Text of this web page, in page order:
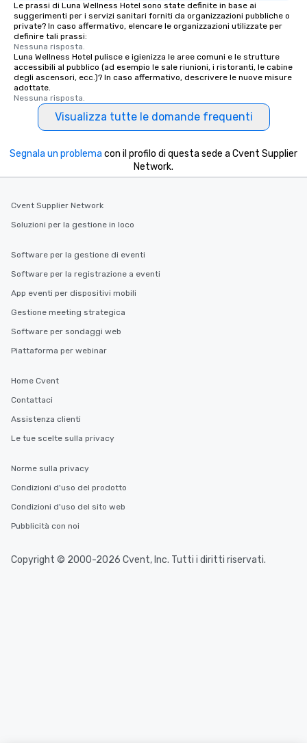
Le prassi di Luna Wellness Hotel sono state definite in base ai
suggerimenti per i servizi sanitari forniti da organizzazioni pubbliche o
private? In caso affermativo, elencare le organizzazioni utilizzate per
definire tali prassi:
Nessuna risposta.
Luna Wellness Hotel pulisce e igienizza le aree comuni e le strutture
accessibili al pubblico (ad esempio le sale riunioni, i ristoranti, le cabine
degli ascensori, ecc.)? In caso affermativo, descrivere le nuove misure
adottate.
Nessuna risposta.
Visualizza tutte le domande frequenti
Segnala un problema con il profilo di questa sede a Cvent Supplier
Network.
Cvent Supplier Network
Soluzioni per la gestione in loco
Software per la gestione di eventi
Software per la registrazione a eventi
App eventi per dispositivi mobili
Gestione meeting strategica
Software per sondaggi web
Piattaforma per webinar
Home Cvent
Contattaci
Assistenza clienti
Le tue scelte sulla privacy
Norme sulla privacy
Condizioni d'uso del prodotto
Condizioni d'uso del sito web
Pubblicità con noi
Copyright © 2000-2026 Cvent, Inc. Tutti i diritti riservati.